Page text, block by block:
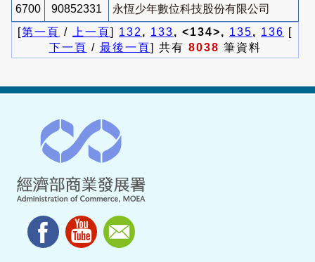
6700 90852331
永恆少年數位科技股份有限公司
[第一頁 / 上一頁] 132 , 133, <134>, 135, 136 [
下一頁 / 最後一頁] 共有 8038 筆資料